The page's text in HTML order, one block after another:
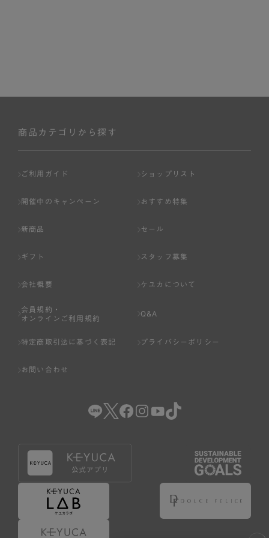
商品カテゴリから探す
ご利用ガイド ショップリスト
開催中のキャンペーン おすすめ特集
新商品 セール
ギフト スタッフ募集
会社概要 ケユカについて
会員規約・
オンラインご利用規約
Q&A
特定商取引法に基づく表記 プライバシーポリシー
お問い合わせ